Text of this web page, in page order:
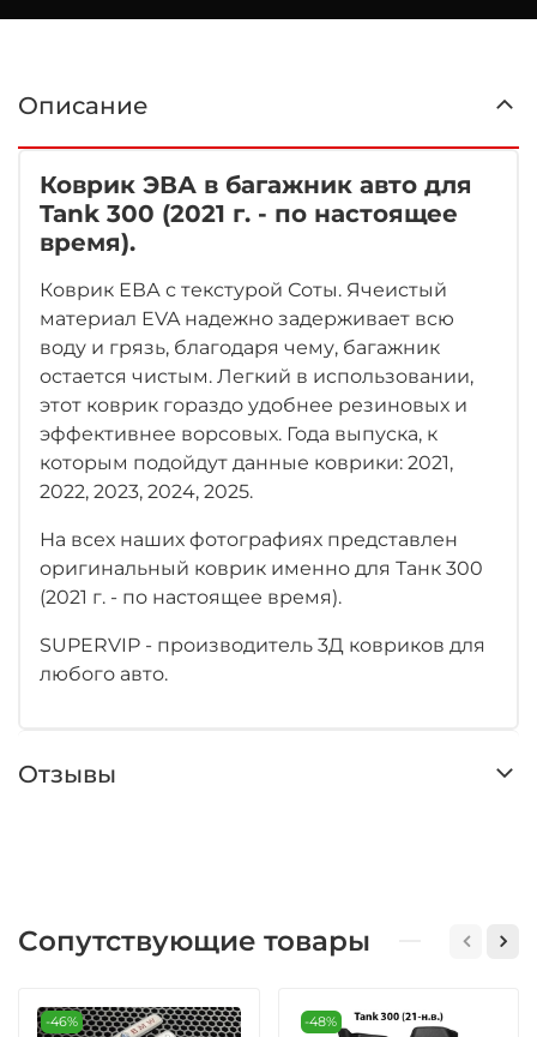
Описание
Коврик ЭВА в багажник авто для
Tank 300 (2021 г. - по настоящее
время).
Коврик ЕВА с текстурой Соты. Ячеистый
материал EVA надежно задерживает всю
воду и грязь, благодаря чему, багажник
остается чистым. Легкий в использовании,
этот коврик гораздо удобнее резиновых и
эффективнее ворсовых. Года выпуска, к
которым подойдут данные коврики: 2021,
2022, 2023, 2024, 2025.
На всех наших фотографиях представлен
оригинальный коврик именно для Танк 300
(2021 г. - по настоящее время).
SUPERVIP - производитель 3Д ковриков для
любого авто.
Отзывы
Сопутствующие товары
-46% -48%